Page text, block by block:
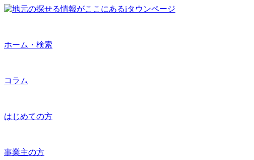
ホーム・検索
コラム
はじめての方
事業主の方